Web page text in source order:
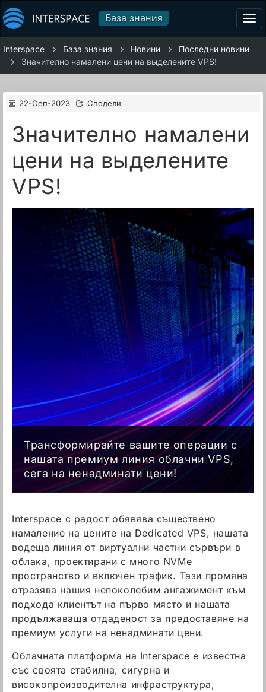
База знания
Interspace База знания Новини
Последни новини
Значително намалени цени на выделените VPS!
22-Сеп-2023 Сподели
Значително намалени
цени на выделените
VPS!
Трансформирайте вашите операции с
нашата премиум линия облачни VPS,
сега на ненадминати цени!
Interspace с радост обявява съществено
намаление на цените на Dedicated VPS, нашата
водеща линия от виртуални частни сървъри в
облака, проектирани с много NVMe
пространство и включен трафик. Тази промяна
отразява нашия непоколебим ангажимент към
подхода клиентът на първо място и нашата
продължаваща отдаденост за предоставяне на
премиум услуги на ненадминати цени.
Облачната платформа на Interspace е известна
със своята стабилна, сигурна и
високопроизводителна инфраструктура,